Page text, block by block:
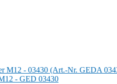
- GED 03430